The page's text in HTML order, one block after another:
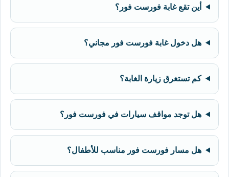
أين تقع غابة فورست فور؟
هل دخول غابة فورست فور مجاني؟
كم تستغرق زيارة الغابة؟
هل توجد مواقف سيارات في فورست فور؟
هل مسار فورست فور مناسب للأطفال؟